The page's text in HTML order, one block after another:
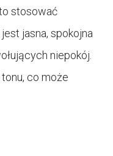
stosować
jasna, spokojna
niepokój.
co może